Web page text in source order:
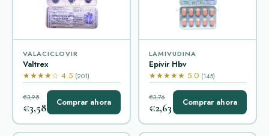
VALACICLOVIR
Valtrex
★★★★☆ 4.5 (201)
€3,98
€3,58 Comprar ahora
LAMIVUDINA
Epivir Hbv
★★★★★ 5.0 (145)
€3,76
€2,63 Comprar ahora